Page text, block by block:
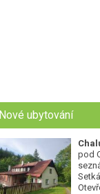
Nové ubytování
pod